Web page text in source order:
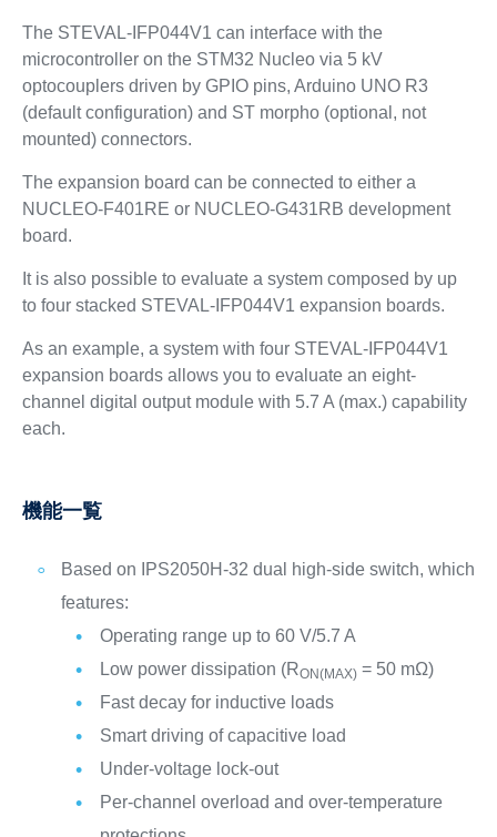
The STEVAL-IFP044V1 can interface with the
microcontroller on the STM32 Nucleo via 5 kV
optocouplers driven by GPIO pins, Arduino UNO R3
(default configuration) and ST morpho (optional, not
mounted) connectors.
The expansion board can be connected to either a
NUCLEO-F401RE or NUCLEO-G431RB development
board.
It is also possible to evaluate a system composed by up
to four stacked STEVAL-IFP044V1 expansion boards.
As an example, a system with four STEVAL-IFP044V1
expansion boards allows you to evaluate an eight-
channel digital output module with 5.7 A (max.) capability
each.
機能一覧
Based on IPS2050H-32 dual high-side switch, which
features:
Operating range up to 60 V/5.7 A
Low power dissipation (RON(MAX)= 50 mΩ)
Fast decay for inductive loads
Smart driving of capacitive load
Under-voltage lock-out
Per-channel overload and over-temperature